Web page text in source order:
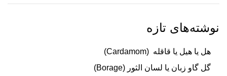
نوشته‌های تازه
هل یا هیل یا قاقله (Cardamom)
گل گاو زبان یا لسان الثور (Borage)